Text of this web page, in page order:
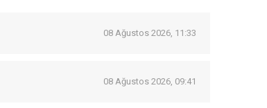
08 Ağustos 2026, 11:33
08 Ağustos 2026, 09:41